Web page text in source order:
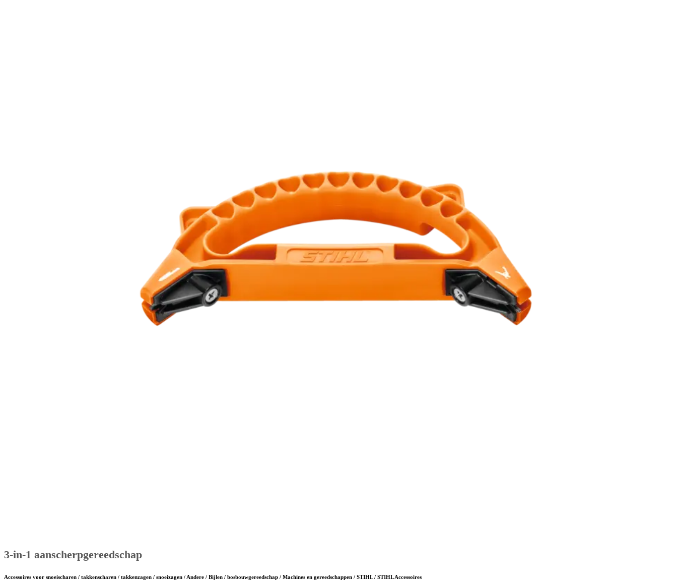
3-in-1 aanscherpgereedschap
Accessoires voor snoeischaren / takkenscharen / takkenzagen / snoeizagen / Andere / Bijlen / bosbouwgereedschap / Machines en gereedschappen / STIHL / STIHL Accessoires